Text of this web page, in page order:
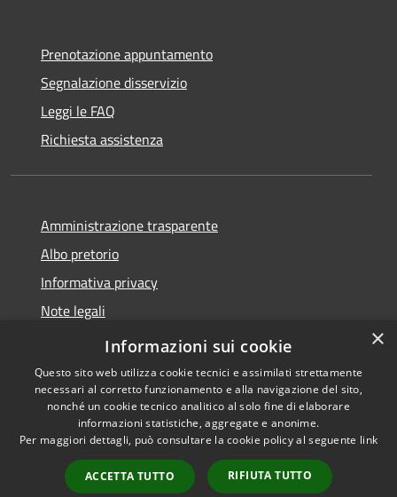
Prenotazione appuntamento
Segnalazione disservizio
Leggi le FAQ
Richiesta assistenza
Amministrazione trasparente
Albo pretorio
Informativa privacy
Note legali
Dichiarazione di accessibilità
Accessibilità
Copyright © 2026 • Comune di
Cassina de' Pecchi • Powered
byMunicipium
Accesso
×
Informazioni sui cookie
Questo sito web utilizza cookie tecnici e assimilati strettamente
necessari al corretto funzionamento e alla navigazione del sito,
nonché un cookie tecnico analitico al solo fine di elaborare
informazioni statistiche, aggregate e anonime.
Per maggiori dettagli, può consultare la cookie policy al seguente link
ACCETTA TUTTO RIFIUTA TUTTO